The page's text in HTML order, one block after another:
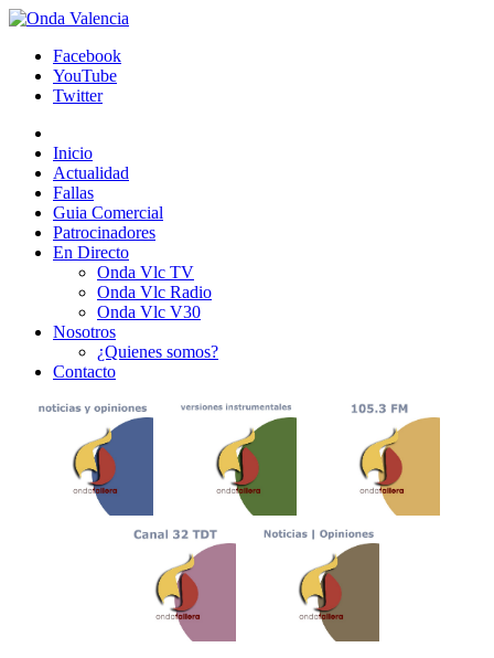
Facebook
YouTube
Twitter
Inicio
Actualidad
Fallas
Guia Comercial
Patrocinadores
En Directo
Onda Vlc TV
Onda Vlc Radio
Onda Vlc V30
Nosotros
¿Quienes somos?
Contacto